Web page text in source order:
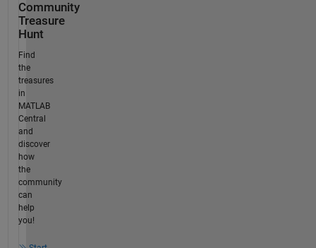
Community
Treasure
Hunt
Find
the
treasures
in
MATLAB
Central
and
discover
how
the
community
can
help
you!